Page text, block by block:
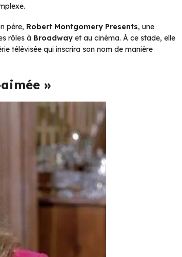
père, Robert Montgomery Presents, une
rôles à Broadway et au cinéma. À ce stade, elle
télévisée qui inscrira son nom de manière
»